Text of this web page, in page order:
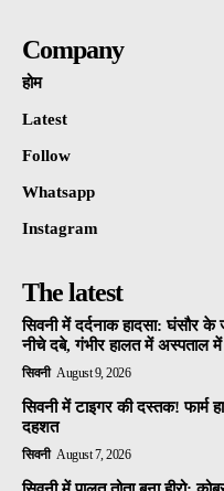
Company
होम
Latest
Follow
Whatsapp
Instagram
The latest
सिवनी में दर्दनाक हादसा: घंसौर
नीचे दबे, गंभीर हालत में अस्पताल में
सिवनी August 9, 2026
सिवनी में टाइगर की दस्तक! फार्म
दहशत
सिवनी August 7, 2026